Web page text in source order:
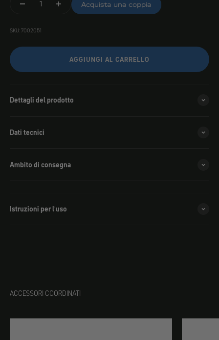
Acquista una coppia
SKU: 7002051
AGGIUNGI AL CARRELLO
Dettagli del prodotto
Dati tecnici
Ambito di consegna
Istruzioni per l'uso
ACCESSORI COORDINATI